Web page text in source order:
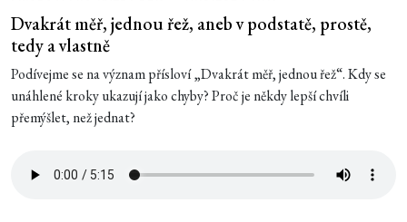
Dvakrát měř, jednou řež, aneb v podstatě, prostě,
tedy a vlastně
Podívejme se na význam přísloví „Dvakrát měř, jednou řež“. Kdy se
unáhlené kroky ukazují jako chyby? Proč je někdy lepší chvíli
přemýšlet, než jednat?